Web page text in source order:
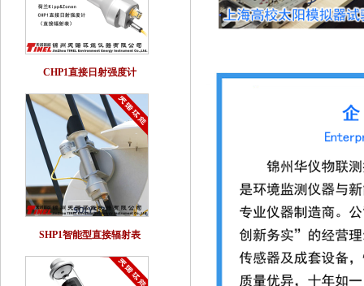
CHP1直接日射强度计
SHP1智能型直接辐射表